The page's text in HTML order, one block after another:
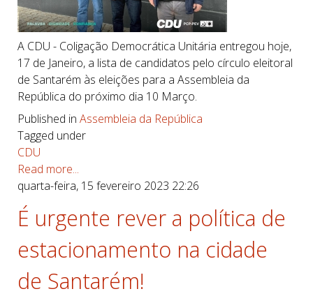
A CDU - Coligação Democrática Unitária entregou hoje,
17 de Janeiro, a lista de candidatos pelo círculo eleitoral
de Santarém às eleições para a Assembleia da
República do próximo dia 10 Março.
Published in Assembleia da República
Tagged under
CDU
Read more...
quarta-feira, 15 fevereiro 2023 22:26
É urgente rever a política de
estacionamento na cidade
de Santarém!